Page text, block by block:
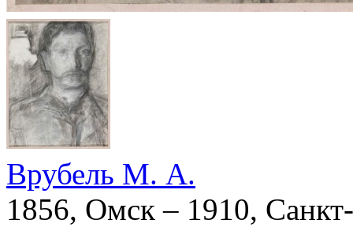
Врубель М. А.
1856, Омск – 1910,